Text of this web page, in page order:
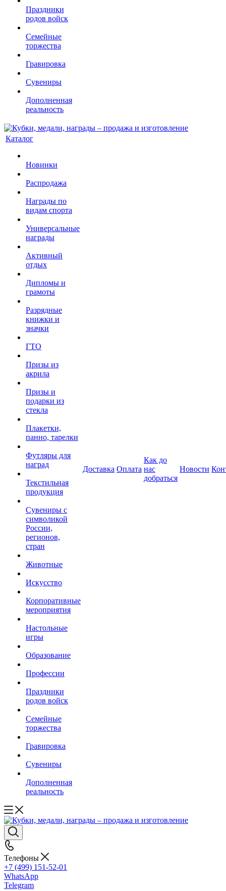
Праздники
родов войск
Семейные
торжества
Гравировка
Сувениры
Дополненная
реальность
Каталог
Новинки
Распродажа
Награды по
видам спорта
Универсальные
награды
Активный
отдых
Дипломы и
грамоты
Разрядные
книжки и
значки
ГТО
Призы из
акрила
Призы и
подарки из
стекла
Плакетки,
панно, тарелки
Футляры для
наград
Текстильная
продукция
Сувениры с
символикой
России,
регионов,
стран
Животные
Искусство
Корпоративные
мероприятия
Настольные
игры
Образование
Профессии
Праздники
родов войск
Семейные
торжества
Гравировка
Сувениры
Дополненная
реальность
Доставка Оплата
Как до
нас
добраться
Новости
Телефоны
+7 (499) 151-52-01
WhatsApp
Telegram